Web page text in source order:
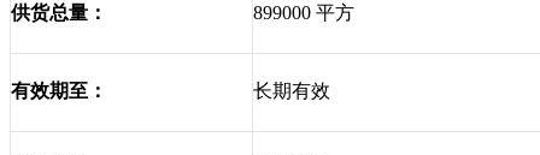
供货总量： 899000 平方
有效期至： 长期有效